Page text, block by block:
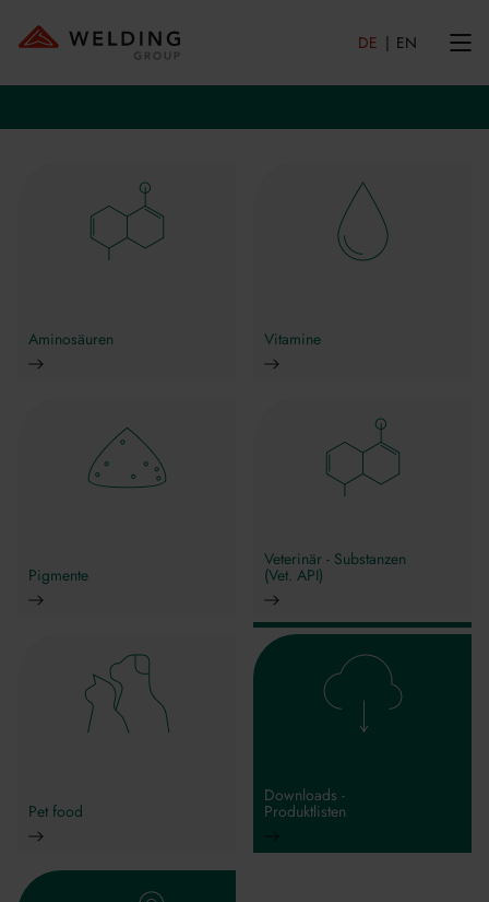
DE EN
Aminosäuren Vitamine
Pigmente
Veterinär - Substanzen
(Vet. API)
Pet food
Downloads -
Produktlisten